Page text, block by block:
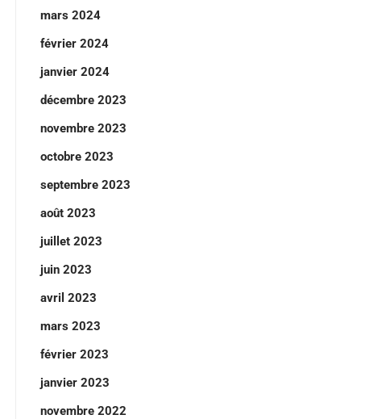
mars 2024
février 2024
janvier 2024
décembre 2023
novembre 2023
octobre 2023
septembre 2023
août 2023
juillet 2023
juin 2023
avril 2023
mars 2023
février 2023
janvier 2023
novembre 2022